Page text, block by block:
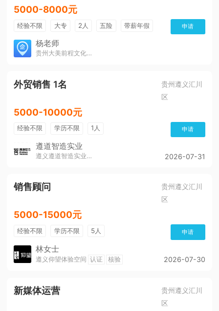
5000-8000元
经验不限 大专 2人 五险
带薪年假
年终奖
公费旅游
环境好
双休 有提成
申请
杨老师
贵州大美前程文化发展有限公司
外贸销售 1名
贵州遵义汇川
区
5000-10000元
经验不限 学历不限 1人 申请
遵道智造实业
遵义遵道智造实业有限公司 2026-07-31
销售顾问
贵州遵义汇川
区
5000-15000元
经验不限 学历不限 5人 申请
林女士
遵义仰望体验空间 认证 核验 2026-07-30
新媒体运营
贵州遵义汇川
区